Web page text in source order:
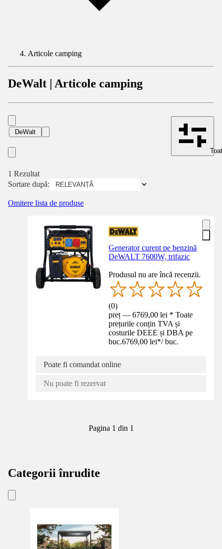
Articole camping
DeWalt | Articole camping
DeWalt
1 Rezultat
Sortare după:
Omitere lista de produse
Generator curent pe benzină
DeWALT 7600W, trifazic
Produsul nu are încă recenzii.
(0)
preț — 6769,00 lei * Toate
prețurile conțin TVA și
costurile DEEE și DBA pe
buc.6769,00 lei*/ buc.
Poate fi comandat online
Nu poate fi rezervat
Pagina 1 din 1
Categorii înrudite